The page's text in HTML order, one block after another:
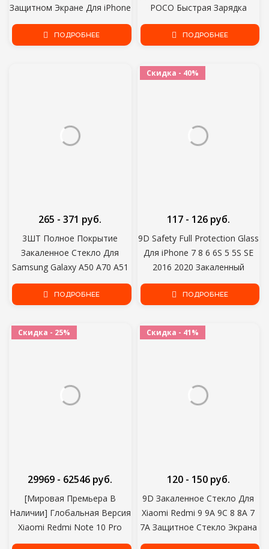
Защитном Экране Для iPhone
7 8 6 6s Plus Защитная
Пленка На iPhone X XR XS
ПОДРОБНЕЕ
POCO Быстрая Зарядка
Провод Шнур USB-C
Зарядное Устройство
Type-C Кабель 3 м
ПОДРОБНЕЕ
3ШТ Полное Покрытие
Закаленное Стекло Для
Samsung Galaxy A50 A70 A51
A71 A30 A20 A10 Протектор
Экрана Для Samsung A52 A72
265 - 371 руб.
ПОДРОБНЕЕ
Скидка - 40%
9D Safety Full Protection Glass
Для iPhone 7 8 6 6S 5 5S SE
2016 2020 Закаленный
Протектор Экрана Для
iPhone 6 6S 7 8 Plus Glass
117 - 126 руб.
ПОДРОБНЕЕ
Скидка - 25%
[Мировая Премьера В
Наличии] Глобальная Версия
Xiaomi Redmi Note 10 Pro
Смартфон 108MP Камера
29969 - 62546 руб.
Скидка - 41%
9D Закаленное Стекло Для
Xiaomi Redmi 9 9A 9C 8 8A 7
7A Защитное Стекло Экрана
Redmi 10X Note 8 8T 7 9S 9
120 - 150 руб.